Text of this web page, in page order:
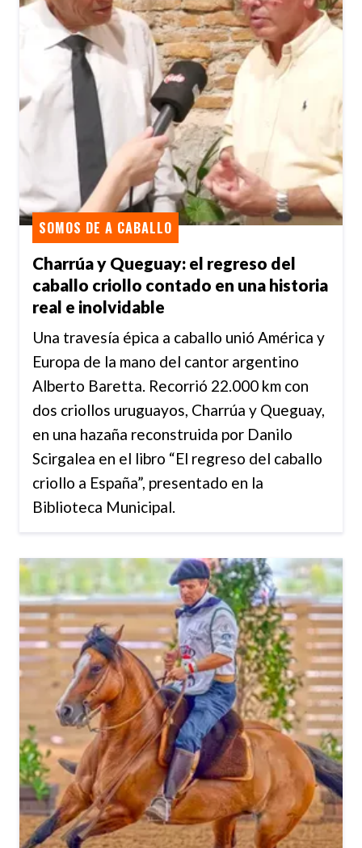
Charrúa y Queguay: el regreso del
caballo criollo contado en una historia
real e inolvidable
SOMOS DE A CABALLO
Una travesía épica a caballo unió América y
Europa de la mano del cantor argentino
Alberto Baretta. Recorrió 22.000 km con
dos criollos uruguayos, Charrúa y Queguay,
en una hazaña reconstruida por Danilo
Scirgalea en el libro “El regreso del caballo
criollo a España”, presentado en la
Biblioteca Municipal.